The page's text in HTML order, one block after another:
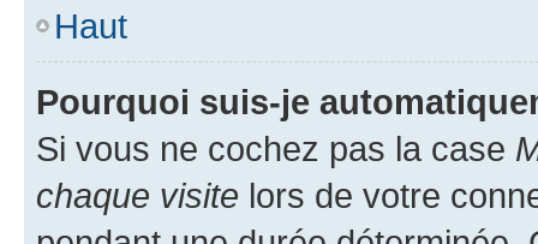
Haut
Pourquoi suis-je
Si vous ne cochez pas la case
chaque visite lors de votre